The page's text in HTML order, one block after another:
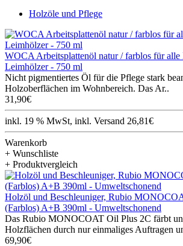
Holzöle und Pflege
WOCA Arbeitsplattenöl natur / farblos für alle
Leimhölzer - 750 ml
Nicht pigmentiertes Öl für die Pflege stark
Holzoberflächen im Wohnbereich. Das Ar..
31,90€
inkl. 19 % MwSt, inkl. Versand 26,81€
Warenkorb
+ Wunschliste
+ Produktvergleich
Holzöl und Beschleuniger, Rubio
(Farblos) A+B 390ml - Umweltschonend
Das Rubio MONOCOAT Oil Plus 2C färbt
Holzflächen durch nur einmaliges Auftragen
69,90€